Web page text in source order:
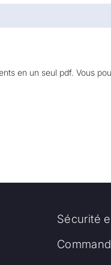
en un seul pdf. Vous
Sécurité